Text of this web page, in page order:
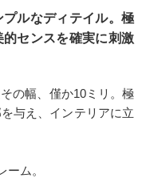
ムルなディテイル。極
センスを確実に刺激
の幅、僅か10ミリ。極
与え、インテリアに立
ム。